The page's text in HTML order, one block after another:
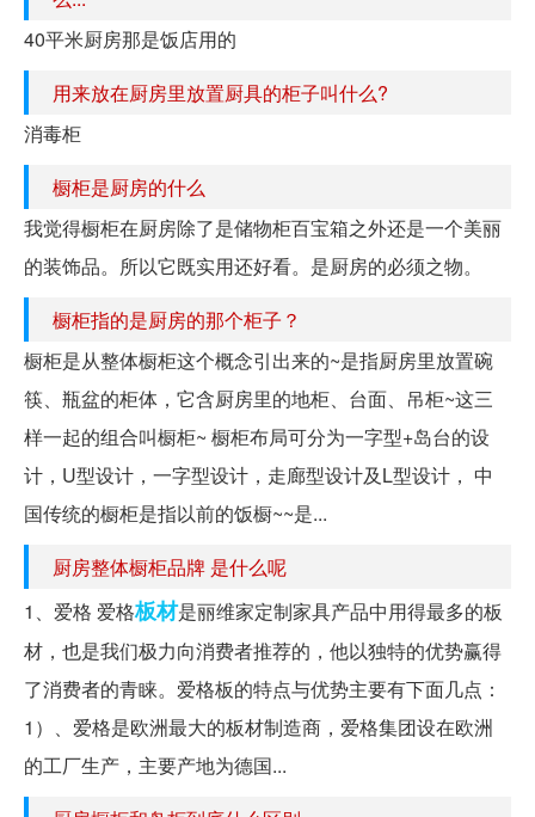
40平米厨房那是饭店用的
用来放在厨房里放置厨具的柜子叫什么?
消毒柜
橱柜是厨房的什么
我觉得橱柜在厨房除了是储物柜百宝箱之外还是一个美丽
的装饰品。所以它既实用还好看。是厨房的必须之物。
橱柜指的是厨房的那个柜子？
橱柜是从整体橱柜这个概念引出来的~是指厨房里放置碗
筷、瓶盆的柜体，它含厨房里的地柜、台面、吊柜~这三
样一起的组合叫橱柜~ 橱柜布局可分为一字型+岛台的设
计，U型设计，一字型设计，走廊型设计及L型设计， 中
国传统的橱柜是指以前的饭橱~~是...
厨房整体橱柜品牌 是什么呢
1、爱格 爱格板材是丽维家定制家具产品中用得最多的板
材，也是我们极力向消费者推荐的，他以独特的优势赢得
了消费者的青睐。爱格板的特点与优势主要有下面几点：
1）、爱格是欧洲最大的板材制造商，爱格集团设在欧洲
的工厂生产，主要产地为德国...